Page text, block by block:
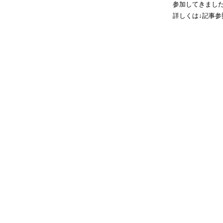
参加してきました
詳しくは↓記事参